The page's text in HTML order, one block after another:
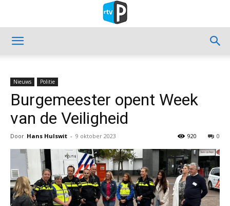
Nieuws Politie
Burgemeester opent Week
van de Veiligheid
Door Hans Hulswit - 9 oktober 2023 0
920